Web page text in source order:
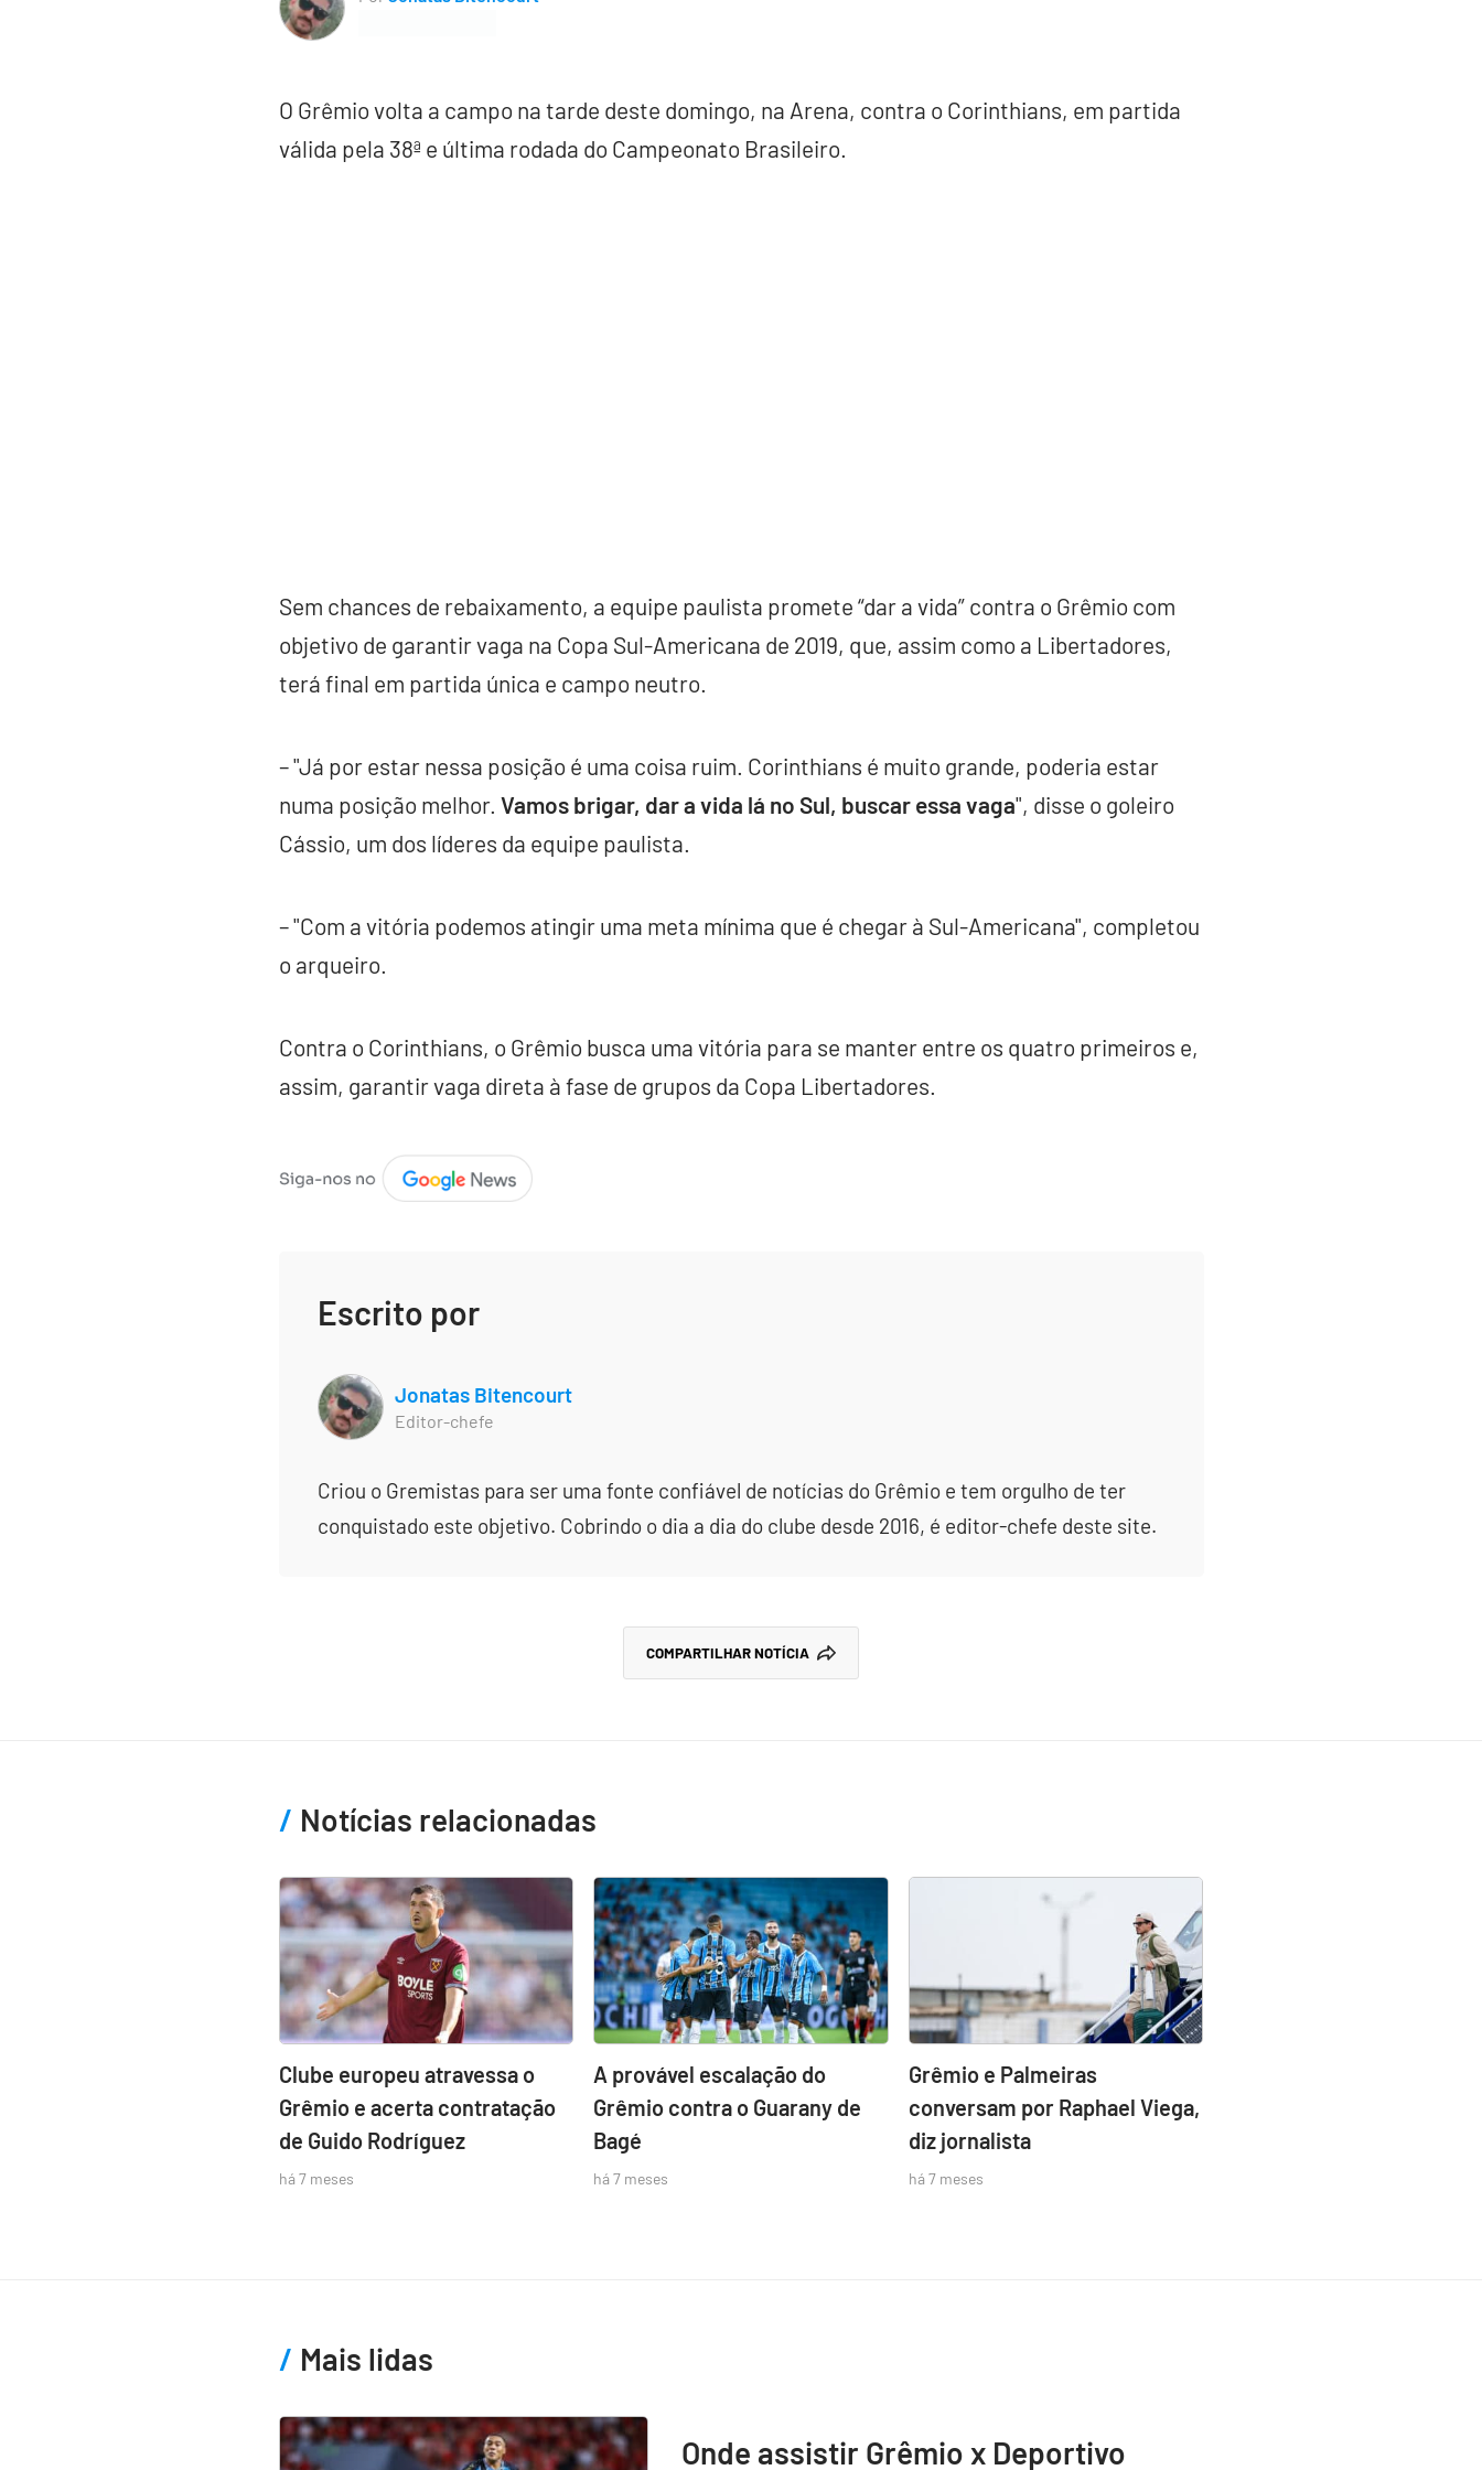
O Grêmio volta a campo na tarde deste domingo, na Arena, contra o Corinthians, em partida
válida pela 38ª e última rodada do Campeonato Brasileiro.
Sem chances de rebaixamento, a equipe paulista promete “dar a vida” contra o Grêmio com
objetivo de garantir vaga na Copa Sul-Americana de 2019, que, assim como a Libertadores,
terá final em partida única e campo neutro.
– "Já por estar nessa posição é uma coisa ruim. Corinthians é muito grande, poderia estar
numa posição melhor. Vamos brigar, dar a vida lá no Sul, buscar essa vaga", disse o goleiro
Cássio, um dos líderes da equipe paulista.
– "Com a vitória podemos atingir uma meta mínima que é chegar à Sul-Americana", completou
o arqueiro.
Contra o Corinthians, o Grêmio busca uma vitória para se manter entre os quatro primeiros e,
assim, garantir vaga direta à fase de grupos da Copa Libertadores.
Escrito por
Jonatas Bitencourt
Editor-chefe
Criou o Gremistas para ser uma fonte confiável de notícias do Grêmio e tem orgulho de ter
conquistado este objetivo. Cobrindo o dia a dia do clube desde 2016, é editor-chefe deste site.
COMPARTILHAR NOTÍCIA
Notícias relacionadas
Clube europeu atravessa o
Grêmio e acerta contratação
de Guido Rodríguez
há 7 meses
A provável escalação do
Grêmio contra o Guarany de
Bagé
há 7 meses
Grêmio e Palmeiras
conversam por Raphael Viega,
diz jornalista
há 7 meses
Mais lidas
Onde assistir Grêmio x Deportivo